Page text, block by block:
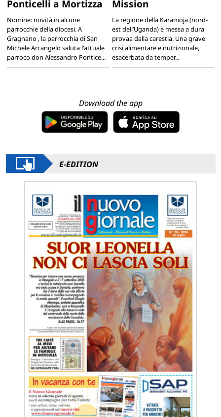
Ponticelli a Mortizza
Nomine: novità in alcune
parrocchie della diocesi. A
Gragnano , la parrocchia di San
Michele Arcangelo saluta l'attuale
parroco don Alessandro Pontice...
Mission
La regione della Karamoja (nord-
est dell’Uganda) è messa a dura
provaa dalla carestia. Una grave
crisi alimentare e nutrizionale,
esacerbata da temper...
Download the app
E-EDITION